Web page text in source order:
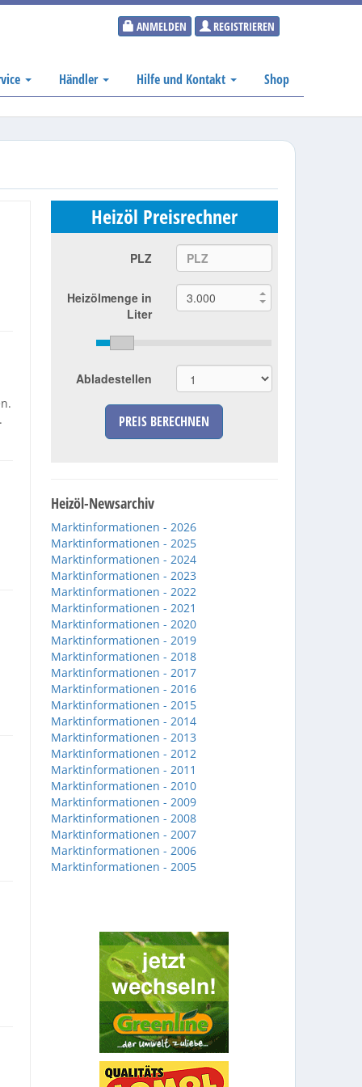
ANMELDEN REGISTRIEREN
Händler Hilfe und Kontakt Shop
Heizöl Preisrechner
PLZ
Heizölmenge in
Liter
Abladestellen
PREIS BERECHNEN
Heizöl-Newsarchiv
Marktinformationen - 2026
Marktinformationen - 2025
Marktinformationen - 2024
Marktinformationen - 2023
Marktinformationen - 2022
Marktinformationen - 2021
Marktinformationen - 2020
Marktinformationen - 2019
Marktinformationen - 2018
Marktinformationen - 2017
Marktinformationen - 2016
Marktinformationen - 2015
Marktinformationen - 2014
Marktinformationen - 2013
Marktinformationen - 2012
Marktinformationen - 2011
Marktinformationen - 2010
Marktinformationen - 2009
Marktinformationen - 2008
Marktinformationen - 2007
Marktinformationen - 2006
Marktinformationen - 2005